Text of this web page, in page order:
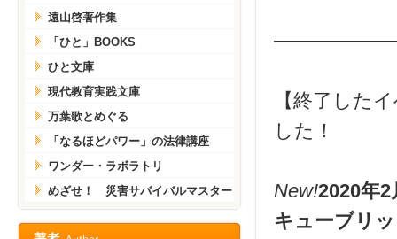
【終了した
した！
New!2020年
キューブリ
遠山啓著作集
「ひと」BOOKS
ひと文庫
現代教育実践文庫
万葉歌とめぐる
「なるほどパワー」の法律講座
ワンダー・ラボラトリ
めざせ！ 災害サバイバルマスター